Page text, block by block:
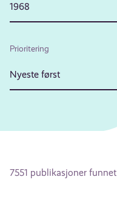
1968
Prioritering
Nyeste først
7551 publikasjoner funnet